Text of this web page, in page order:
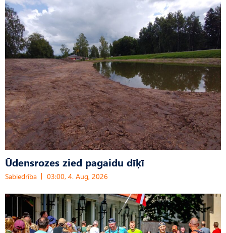
Ūdensrozes zied pagaidu dīķī
Sabiedrība 03:00, 4. Aug, 2026